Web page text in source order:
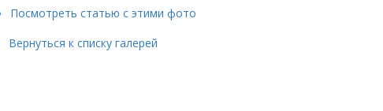
Посмотреть статью с этими фото
Вернуться к списку галерей